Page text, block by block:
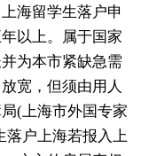
海留学生落户申
以上。属于国家
为本市紧缺急需
宽，但须由用人
(上海市外国专家
落户上海若报入上